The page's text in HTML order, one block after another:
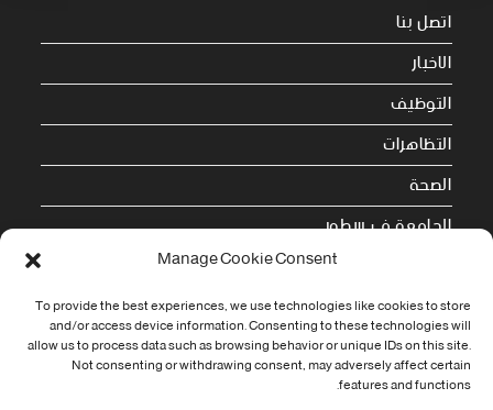
Manage Cookie Consent
To provide the best experiences, we use technologies like cookies to store
and/or access device information. Consenting to these technologies will
allow us to process data such as browsing behavior or unique IDs on this site.
Not consenting or withdrawing consent, may adversely affect certain
features and functions.
اتصل بنا
الاخبار
التوظيف
التظاهرات
الصحة
الجامعة في سطور
Cookie Policy (EU)
معلومات الاتصال
Address:
جامعة العربي التبسي طريق قسنطينة - تبسة